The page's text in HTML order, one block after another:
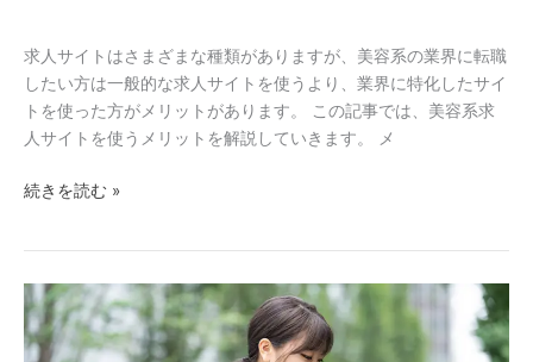
求人サイトはさまざまな種類がありますが、美容系の業界に転職
したい方は一般的な求人サイトを使うより、業界に特化したサイ
トを使った方がメリットがあります。 この記事では、美容系求
人サイトを使うメリットを解説していきます。 メ
続きを読む »
面
接
で